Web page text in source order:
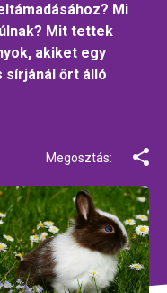
Mi
Mit tettek
akiket egy
sírjánál őrt álló
Megosztás: